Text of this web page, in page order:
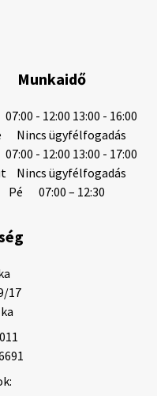
Lakosság!
…
Munkaidő
07:00 - 12:00 13:00 - 16:00
Nincs ügyfélfogadás
07:00 - 12:00 13:00 - 17:00
Nincs ügyfélfogadás
Pé
07:00 – 12:30
17